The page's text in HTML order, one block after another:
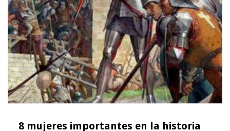
8 mujeres importantes en la historia